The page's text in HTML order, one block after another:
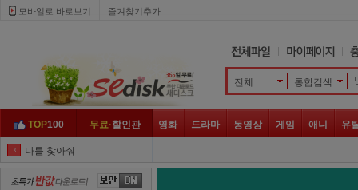
모바일로 바로보기 즐겨찾기추가
전체 통합검색
TOP100 무료·할인관 영화 드라마 동영상 게임 애니 유
3 나를 찾아줘
엽문